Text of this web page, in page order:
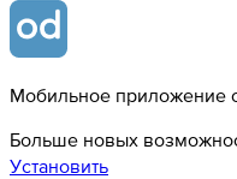
Мобильное приложение
Больше новых
Установить